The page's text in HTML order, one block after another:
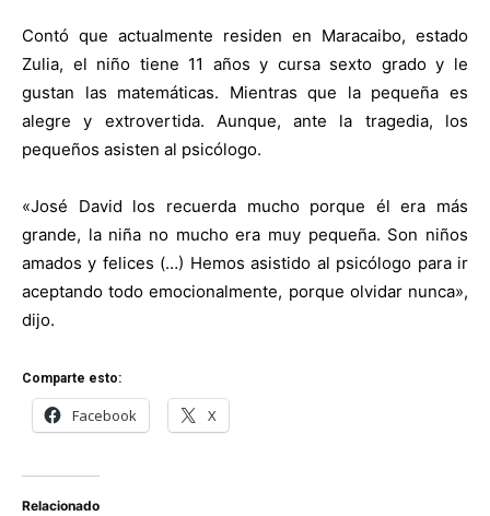
Contó que actualmente residen en Maracaibo, estado
Zulia, el niño tiene 11 años y cursa sexto grado y le
gustan las matemáticas. Mientras que la pequeña es
alegre y extrovertida. Aunque, ante la tragedia, los
pequeños asisten al psicólogo.
«José David los recuerda mucho porque él era más
grande, la niña no mucho era muy pequeña. Son niños
amados y felices (…) Hemos asistido al psicólogo para ir
aceptando todo emocionalmente, porque olvidar nunca»,
dijo.
Comparte esto:
Facebook X
Relacionado